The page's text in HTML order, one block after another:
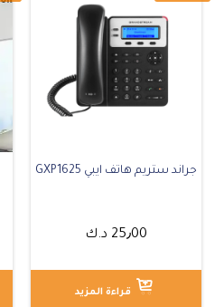
جراند ستريم هاتف ايبي GXP1625
25٫00 د.ك
قراءة المزيد